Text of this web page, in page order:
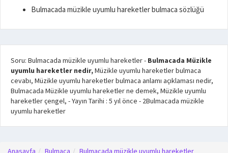
Bulmacada müzikle uyumlu hareketler bulmaca sözlüğü
Soru: Bulmacada müzikle uyumlu hareketler- Bulmacada Müzikle
uyumlu hareketler nedir,Müzikle uyumlu hareketler bulmaca
cevabı, Müzikle uyumlu hareketler bulmaca anlamı açıklaması nedir,
Bulmacada Müzikle uyumlu hareketler ne demek, Müzikle uyumlu
hareketler çengel, - Yayın Tarihi : 5 yıl önce - 2Bulmacada müzikle
uyumlu hareketler
Anasayfa Bulmaca Bulmacada müzikle uyumlu hareketler